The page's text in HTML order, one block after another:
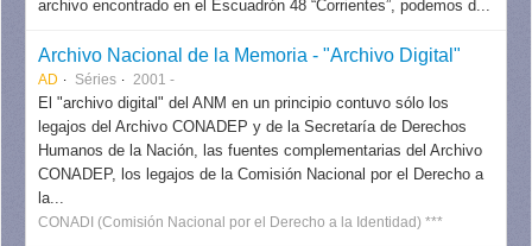
archivo encontrado en el Escuadrón 48 “Corrientes”, podemos d...
Archivo Nacional de la Memoria - "Archivo Digital"
AD Séries 2001 -
El "archivo digital" del ANM en un principio contuvo sólo los
legajos del Archivo CONADEP y de la Secretaría de Derechos
Humanos de la Nación, las fuentes complementarias del Archivo
CONADEP, los legajos de la Comisión Nacional por el Derecho a
la...
CONADI (Comisión Nacional por el Derecho a la Identidad) ***